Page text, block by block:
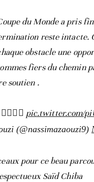
du Monde a pris
reste intacte.
obstacle une
fiers du chemin
soutien .
pic.twitter.com/
(@nassimazaouzi9)
pour ce beau
Saïd Chiba